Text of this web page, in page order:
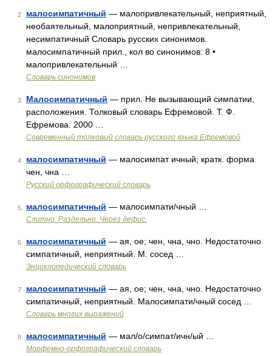
2 малосимпатичный — малопривлекательный, неприятный,
необаятельный, малоприятный, непривлекательный,
несимпатичный Словарь русских синонимов.
малосимпатичный прил., кол во синонимов: 8 •
малопривлекательный …
Словарь синонимов
3 Малосимпатичный — прил. Не вызывающий симпатии,
расположения. Толковый словарь Ефремовой. Т. Ф.
Ефремова. 2000 …
Современный толковый словарь русского языка Ефремовой
4 малосимпатичный — малосимпат ичный; кратк. форма
чен, чна …
Русский орфографический словарь
5 малосимпатичный — малосимпати/чный …
Слитно. Раздельно. Через дефис.
6 малосимпатичный — ая, ое; чен, чна, чно. Недостаточно
симпатичный, неприятный. М. сосед …
Энциклопедический словарь
7 малосимпатичный — ая, ое; чен, чна, чно. Недостаточно
симпатичный, неприятный. Малосимпати/чный сосед …
Словарь многих выражений
8 малосимпатичный — мал/о/симпат/ичн/ый …
Морфемно-орфографический словарь